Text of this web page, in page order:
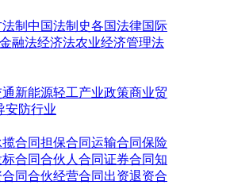
制 中国法制史各国法律国际
金融法经济法农业经济管理法
新能源轻工产业政策商业贸
安防行业
揽合同担保合同运输合同保险
合同合伙人合同证券合同知
同合伙经营合同 出资退资合